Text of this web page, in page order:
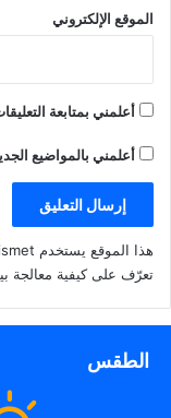
الموقع الإلكتروني
أعلمني بمتابعة
أعلمني بالمواضيع
هذا الموقع يستخدم Akismet للحدّ من التعليقات المزعجة والغير مرغوبة.
تعرّف على كيفية معالجة
الطقس